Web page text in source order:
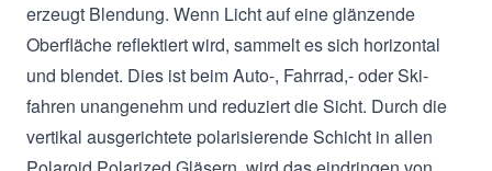
erzeugt Blendung. Wenn Licht auf eine glänzende
Oberfläche reflektiert wird, sammelt es sich horizontal
und blendet. Dies ist beim Auto-, Fahrrad,- oder Ski-
fahren unangenehm und reduziert die Sicht. Durch die
vertikal ausgerichtete polarisierende Schicht in allen